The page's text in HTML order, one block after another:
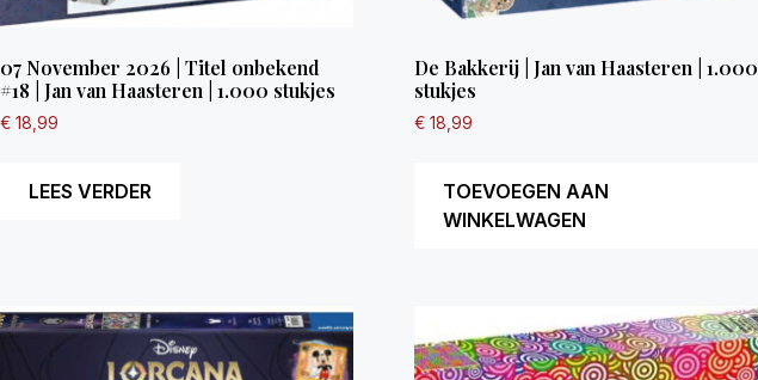
07 November 2026 | Titel onbekend
#18 | Jan van Haasteren | 1.000 stukjes
€ 18,99
LEES VERDER
De Bakkerij | Jan van Haasteren | 1.000
stukjes
€ 18,99
TOEVOEGEN AAN
WINKELWAGEN